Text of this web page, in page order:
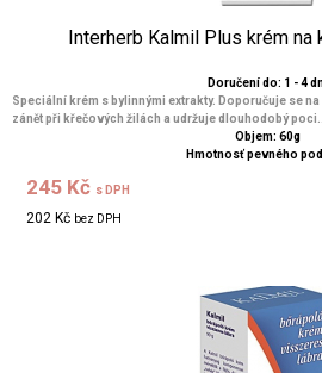
Interherb Kalmil Plus krém na
Doručení do: 1 - 4
Speciální krém s bylinnými extrakty. Doporučuje se
zánět při křečových žilách a udržuje dlouhodobý poci...
Objem: 60g
Hmotnosť pevného
245 Kč s DPH
202 Kč bez DPH